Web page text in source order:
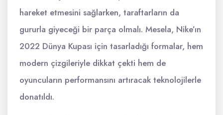
hareket etmesini sağlarken, taraftarların da
gururla giyeceği bir parça olmalı. Mesela, Nike’ın
2022 Dünya Kupası için tasarladığı formalar, hem
modern çizgileriyle dikkat çekti hem de
oyuncuların performansını artıracak teknolojilerle
donatıldı.